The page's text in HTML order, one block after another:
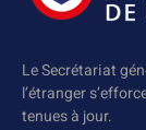
Le Secrétariat
l’étranger
tenues à jour.